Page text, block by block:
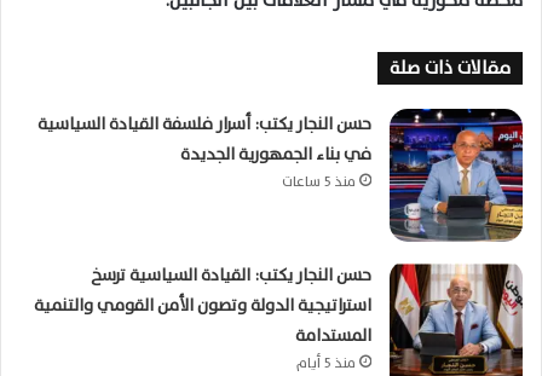
مقالات ذات صلة
حسن النجار يكتب: أسرار فلسفة القيادة السياسية
في بناء الجمهورية الجديدة
منذ 5 ساعات
حسن النجار يكتب: القيادة السياسية ترسخ
استراتيجية الدولة وتصون الأمن القومي والتنمية
المستدامة
منذ 5 أيام